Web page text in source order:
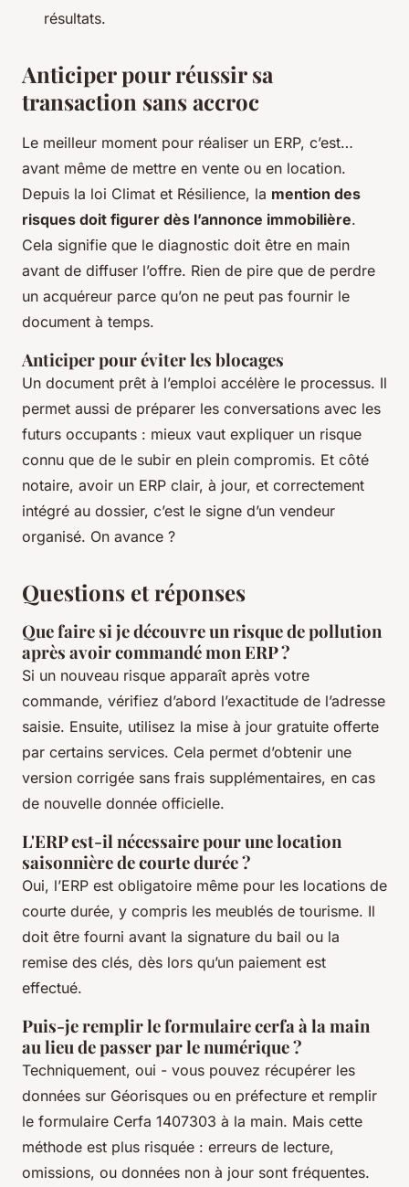
résultats.
Anticiper pour réussir sa
transaction sans accroc
Le meilleur moment pour réaliser un ERP, c’est…
avant même de mettre en vente ou en location.
Depuis la loi Climat et Résilience, la mention des
risques doit figurer dès l’annonce immobilière.
Cela signifie que le diagnostic doit être en main
avant de diffuser l’offre. Rien de pire que de perdre
un acquéreur parce qu’on ne peut pas fournir le
document à temps.
Anticiper pour éviter les blocages
Un document prêt à l’emploi accélère le processus. Il
permet aussi de préparer les conversations avec les
futurs occupants : mieux vaut expliquer un risque
connu que de le subir en plein compromis. Et côté
notaire, avoir un ERP clair, à jour, et correctement
intégré au dossier, c’est le signe d’un vendeur
organisé. On avance ?
Questions et réponses
Que faire si je découvre un risque de pollution
après avoir commandé mon ERP ?
Si un nouveau risque apparaît après votre
commande, vérifiez d’abord l’exactitude de l’adresse
saisie. Ensuite, utilisez la mise à jour gratuite offerte
par certains services. Cela permet d’obtenir une
version corrigée sans frais supplémentaires, en cas
de nouvelle donnée officielle.
L'ERP est-il nécessaire pour une location
saisonnière de courte durée ?
Oui, l’ERP est obligatoire même pour les locations de
courte durée, y compris les meublés de tourisme. Il
doit être fourni avant la signature du bail ou la
remise des clés, dès lors qu’un paiement est
effectué.
Puis-je remplir le formulaire cerfa à la main
au lieu de passer par le numérique ?
Techniquement, oui - vous pouvez récupérer les
données sur Géorisques ou en préfecture et remplir
le formulaire Cerfa 1407303 à la main. Mais cette
méthode est plus risquée : erreurs de lecture,
omissions, ou données non à jour sont fréquentes.